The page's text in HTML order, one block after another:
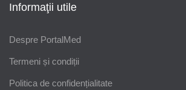
Informaţii utile
Despre PortalMed
Termeni și condiții
Politica de confidențialitate